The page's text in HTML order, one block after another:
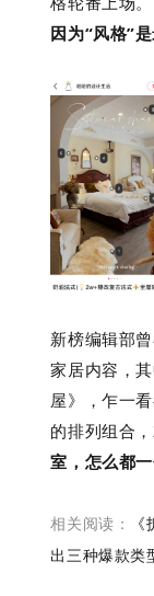
因为“风格”
新榜编辑部
家居内容，
屋》，乍一
的排列组合
室，怎么都
相关阅读：
出三种爆款类